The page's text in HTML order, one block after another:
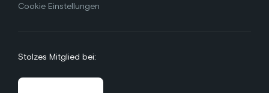
Cookie Einstellungen
Stolzes Mitglied bei: